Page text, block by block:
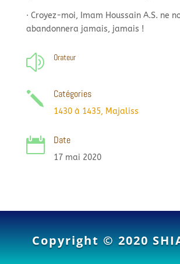
· Croyez-moi, Imam Houssain A.S. ne
abandonnera jamais, jamais !
z Orateur
j Catégories
1430 à 1435, Majaliss
 Date
17 mai 2020
Copyright © 2020